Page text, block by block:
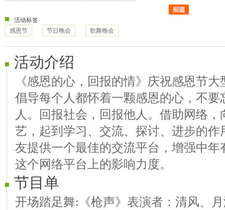
活动标签
感恩节
节日晚会 歌舞晚会
活动介绍
《感恩的心，回报的情》庆祝感恩节
倡导每个人都怀着一颗感恩的心，不
人。回报社会，回报他人。借助网络
艺，起到学习、交流、探讨、进步的
友提供一个最佳的交流平台，增强中年
这个网络平台上的影响力度。
节目单
开场踏足舞:《枪声》表演者：清风、